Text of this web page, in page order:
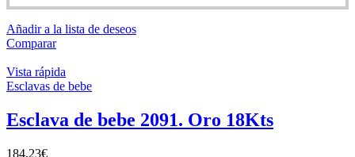
Añadir a la lista de deseos
Comparar
Vista rápida
Esclavas de bebe
Esclava de bebe 2091. Oro 18Kts
184,23€